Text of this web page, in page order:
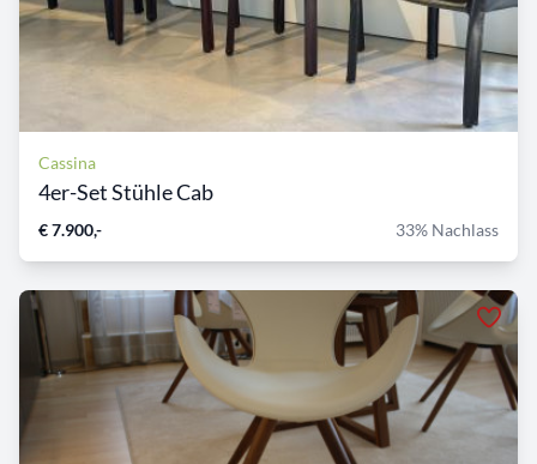
Cassina
4er-Set Stühle Cab
€ 7.900,- 33% Nachlass